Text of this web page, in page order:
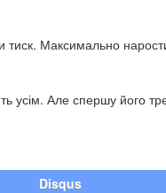
тиск. Максимально
усім. Але спершу його
Disqus